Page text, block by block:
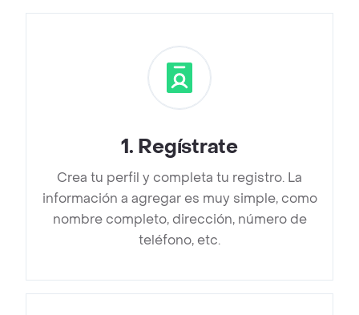
1. Regístrate
Crea tu perfil y completa tu registro. La
información a agregar es muy simple, como
nombre completo, dirección, número de
teléfono, etc.